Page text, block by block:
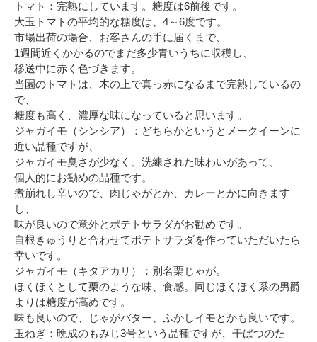
トマト：完熟にしています。糖度は6前後です。
大玉トマトの平均的な糖度は、4～6度です。
市場出荷の場合、お客さんの手に届くまで、
1週間近くかかるのでまだ多少青いうちに収穫し、
移送中に赤く色づきます。
当園のトマトは、木の上で真っ赤になるまで完熟しているの
で、
糖度も高く、濃厚な味になっていると思います。
ジャガイモ（シンシア）：どちらかというとメークイーンに
近い品種ですが、
ジャガイモ臭さが少なく、洗練された味わいがあって、
個人的にお勧めの品種です。
煮崩れし辛いので、肉じゃがとか、カレーとかに向きます
し、
味が良いので意外とポテトサラダがお勧めです。
自根きゅうりと合わせてポテトサラダを作っていただいたら
幸いです。
ジャガイモ（キタアカリ）：別名栗じゃが。
ほくほくとして栗のような味、食感。同じほくほく系の男爵
よりは糖度が高めです。
味も良いので、じゃがバター、ふかしイモとかも良いです。
玉ねぎ：晩成のもみじ3号という品種ですが、干ばつのた